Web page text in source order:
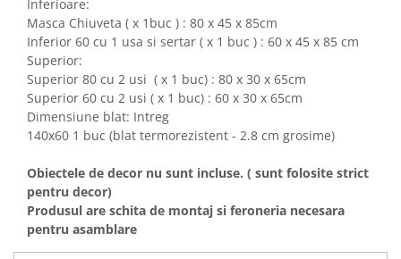
Inferioare:
Masca Chiuveta ( x 1buc ) : 80 x 45 x 85cm
Inferior 60 cu 1 usa si sertar ( x 1 buc ) : 60 x 45 x 85 cm
Superior:
Superior 80 cu 2 usi ( x 1 buc) : 80 x 30 x 65cm
Superior 60 cu 2 usi ( x 1 buc) : 60 x 30 x 65cm
Dimensiune blat: Intreg
140x60 1 buc (blat termorezistent - 2.8 cm grosime)
Obiectele de decor nu sunt incluse. ( sunt folosite strict
pentru decor)
Produsul are schita de montaj si feroneria necesara
pentru asamblare